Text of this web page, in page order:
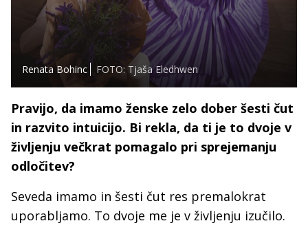
Renata Bohinc FOTO: Tjaša Eledhwen
Pravijo, da imamo ženske zelo dober šesti čut
in razvito intuicijo. Bi rekla, da ti je to dvoje v
življenju večkrat pomagalo pri sprejemanju
odločitev?
Seveda imamo in šesti čut res premalokrat
uporabljamo. To dvoje me je v življenju izučilo.